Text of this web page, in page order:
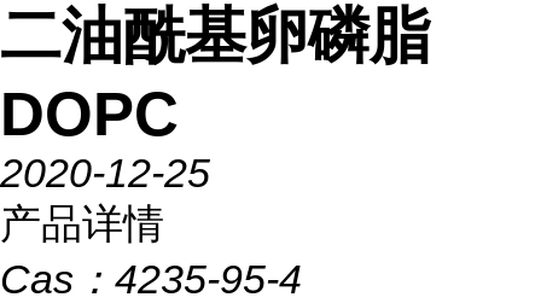
二油酰基卵磷脂
DOPC
2020-12-25
产品详情
Cas： 4235-95-4